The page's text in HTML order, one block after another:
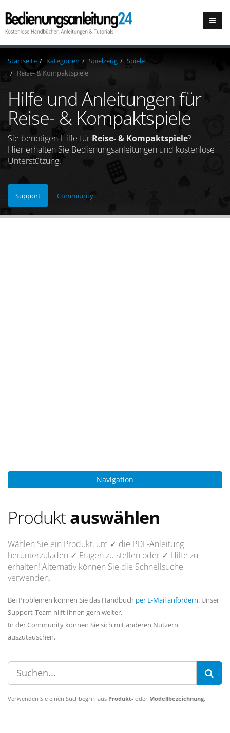
Startseite Kategorien Spielzeug
Spiele
Reise- & Kompaktspiele
Hilfe und Anleitungen für
Reise- & Kompaktspiele
Sie benötigen Hilfe für Reise- & Kompaktspiele?
Hier erhalten Sie Bedienungsanleitungen und kostenlose
Unterstützung.
Support Community
Navigation
Produktauswählen
Wählen Sie ein Produkt, um ✓ die PDF-Anleitung
herunterzuladen ✓ Fragen zu stellen oder ✓ Hilfe zu
erhalten! Alternativ können Sie die Schnellsuche
verwenden.
Bei Problemen können Sie das Handbuch per E-Mail anfordern. Unser
Support-Team hilft Ihnen gern weiter.
In der Community können Sie sich mit anderen Nutzern
auszutauschen.
Verwenden Sie einen Suchbegriff aus Produkt- oder Modellbezeichnung.